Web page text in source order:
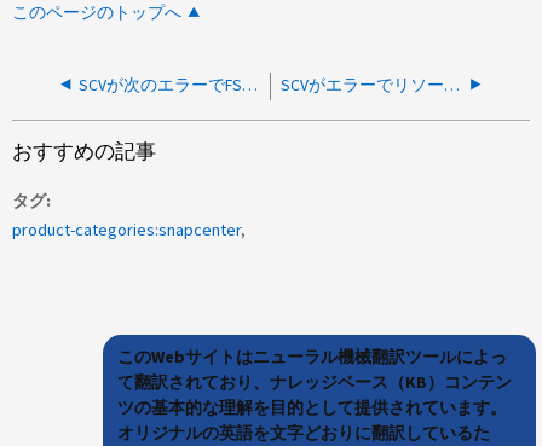
このページのトップへ
SCVが次のエラーでFSxストレージ システムを追加できません：ストレージ システム情報を追加/更新できませんでした：ストレージ システムに接続できませんでした SCVがエラーでリソースグループを作成できません：以下のオブジェクトに対してこの処理を実行するための十分な権限がありません
おすすめの記事
タグ
product-categories:snapcenter
このWebサイトはニューラル機械翻訳ツールによっ
て翻訳されており、ナレッジベース（KB）コンテン
ツの基本的な理解を目的として提供されています。
オリジナルの英語を文字どおりに翻訳しているた